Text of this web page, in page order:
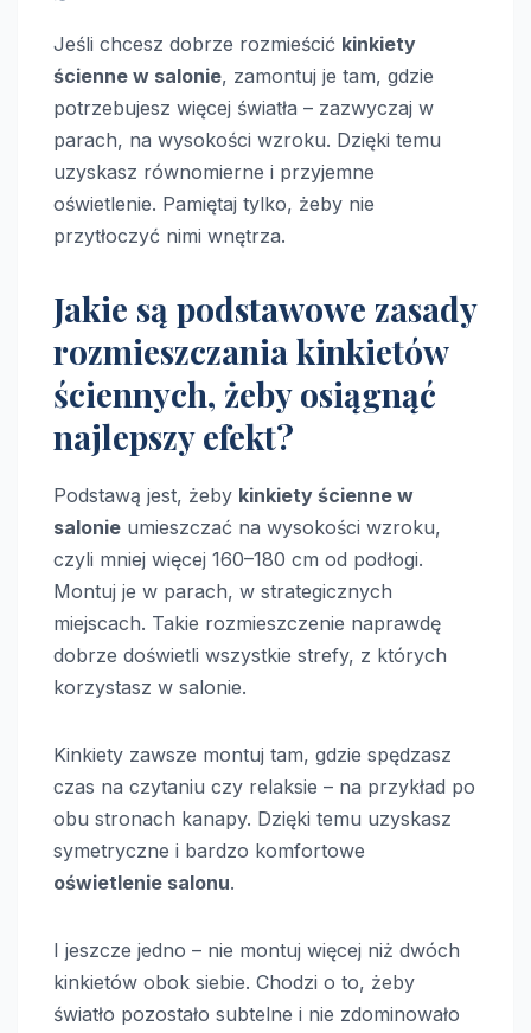
Jeśli chcesz dobrze rozmieścić kinkiety
ścienne w salonie, zamontuj je tam, gdzie
potrzebujesz więcej światła – zazwyczaj w
parach, na wysokości wzroku. Dzięki temu
uzyskasz równomierne i przyjemne
oświetlenie. Pamiętaj tylko, żeby nie
przytłoczyć nimi wnętrza.
Jakie są podstawowe zasady
rozmieszczania kinkietów
ściennych, żeby osiągnąć
najlepszy efekt?
Podstawą jest, żeby kinkiety ścienne w
salonie umieszczać na wysokości wzroku,
czyli mniej więcej 160–180 cm od podłogi.
Montuj je w parach, w strategicznych
miejscach. Takie rozmieszczenie naprawdę
dobrze doświetli wszystkie strefy, z których
korzystasz w salonie.
Kinkiety zawsze montuj tam, gdzie spędzasz
czas na czytaniu czy relaksie – na przykład po
obu stronach kanapy. Dzięki temu uzyskasz
symetryczne i bardzo komfortowe
oświetlenie salonu.
I jeszcze jedno – nie montuj więcej niż dwóch
kinkietów obok siebie. Chodzi o to, żeby
światło pozostało subtelne i nie zdominowało